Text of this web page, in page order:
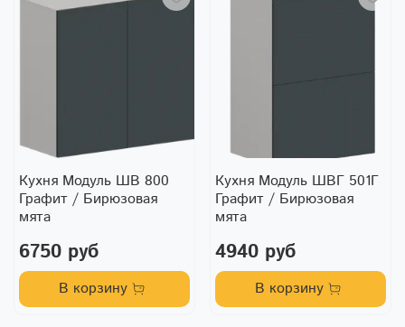
Кухня Модуль ШВ 800
Графит / Бирюзовая
мята
6750 руб
В корзину
Кухня Модуль ШВГ 501Г
Графит / Бирюзовая
мята
4940 руб
В корзину